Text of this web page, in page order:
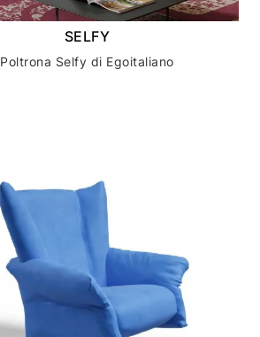
SELFY
Poltrona Selfy di Egoitaliano